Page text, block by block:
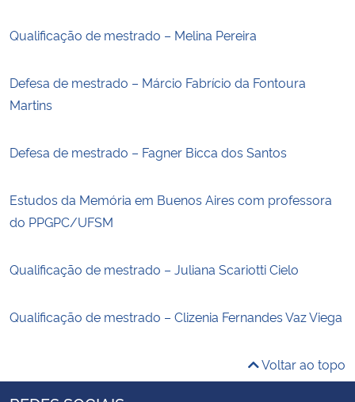
Qualificação de mestrado – Melina Pereira
Defesa de mestrado – Márcio Fabrício da Fontoura
Martins
Defesa de mestrado – Fagner Bicca dos Santos
Estudos da Memória em Buenos Aires com professora
do PPGPC/UFSM
Qualificação de mestrado – Juliana Scariotti Cielo
Qualificação de mestrado – Clizenia Fernandes Vaz Viega
Voltar ao topo